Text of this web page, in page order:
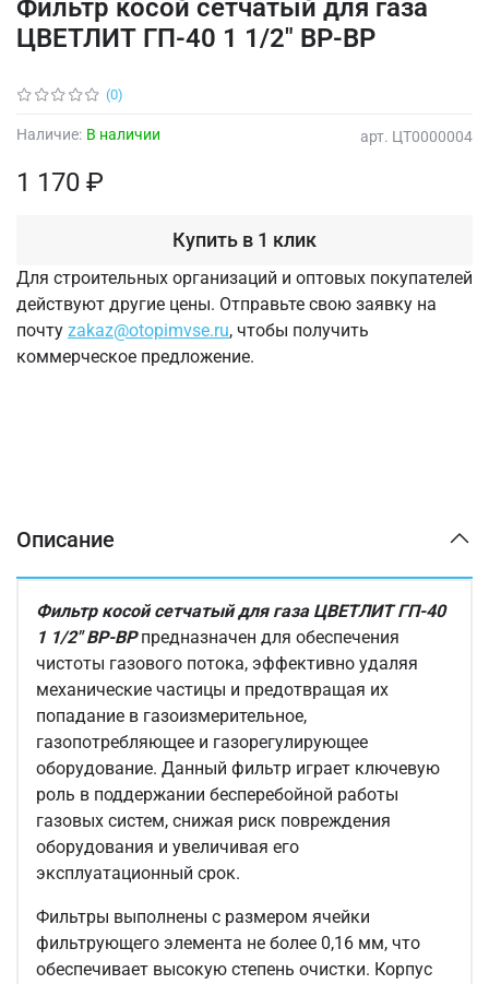
(0)
арт. ЦТ0000004
Наличие: В наличии
Фильтр косой сетчатый для газа
ЦВЕТЛИТ ГП-40 1 1/2" ВР-ВР
1 170 ₽
Купить в 1 клик
Для строительных организаций и оптовых покупателей
действуют другие цены. Отправьте свою заявку на
почту zakaz@otopimvse.ru, чтобы получить
коммерческое предложение.
Описание
Фильтр косой сетчатый для газа ЦВЕТЛИТ ГП-40
1 1/2" ВР-ВРпредназначен для обеспечения
чистоты газового потока, эффективно удаляя
механические частицы и предотвращая их
попадание в газоизмерительное,
газопотребляющее и газорегулирующее
оборудование. Данный фильтр играет ключевую
роль в поддержании бесперебойной работы
газовых систем, снижая риск повреждения
оборудования и увеличивая его
эксплуатационный срок.
Фильтры выполнены с размером ячейки
фильтрующего элемента не более 0,16 мм, что
обеспечивает высокую степень очистки. Корпус